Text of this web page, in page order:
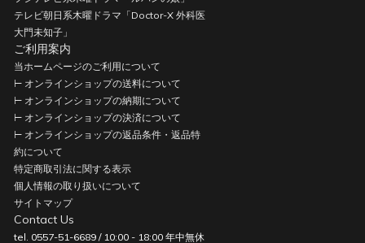
テレビ朝日系木曜ドラマ「Doctor-X 外科医
大門未知子」
ご利用案内
当ホームページのご利用について
⊢ オンラインショップの送料について
⊢ オンラインショップの納期について
⊢ オンラインショップの決済について
⊢ オンラインショップの返品条件・返品特
約について
特定商取引法に関する表示
個人情報の取り扱いについて
サイトマップ
Contact Us
tel. 0557-51-6689 / 10:00 - 18:00 年中無休